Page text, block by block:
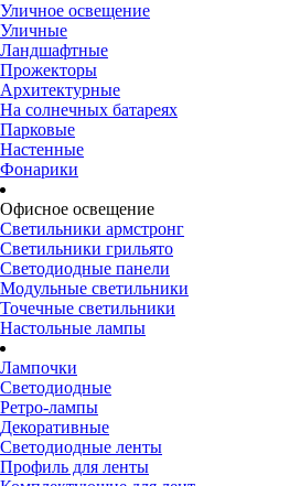
Уличное освещение
Уличные
Ландшафтные
Прожекторы
Архитектурные
На солнечных батареях
Парковые
Настенные
Фонарики
Офисное освещение
Светильники армстронг
Светильники грильято
Светодиодные панели
Модульные светильники
Точечные светильники
Настольные лампы
Лампочки
Светодиодные
Ретро-лампы
Декоративные
Светодиодные ленты
Профиль для ленты